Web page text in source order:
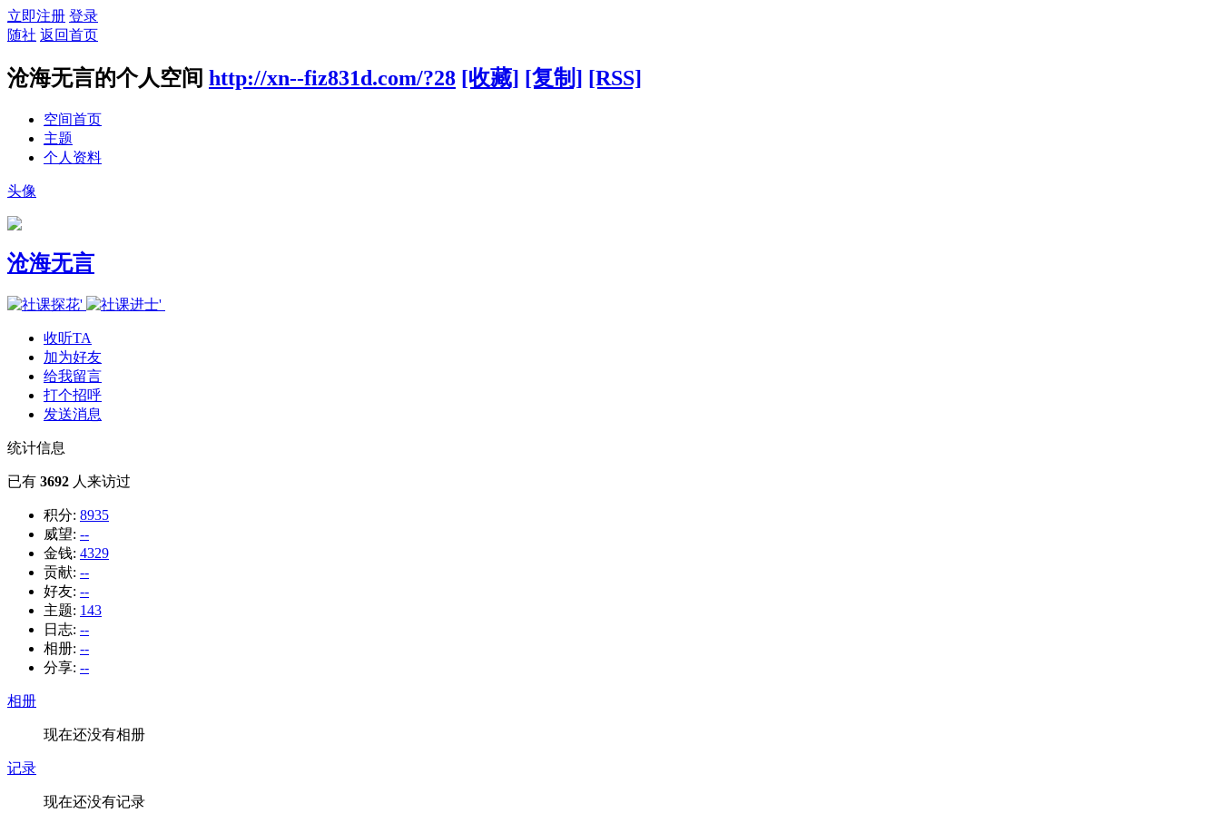
立即注册 登录
随社 返回首页
沧海无言的个人空间 http://xn--fiz831d.com/?28 [收藏] [复制] [RSS]
空间首页
主题
个人资料
头像
沧海无言
收听TA
加为好友
给我留言
打个招呼
发送消息
统计信息
已有 3692 人来访过
积分: 8935
威望: --
金钱: 4329
贡献: --
好友: --
主题: 143
日志: --
相册: --
分享: --
相册
现在还没有相册
记录
现在还没有记录